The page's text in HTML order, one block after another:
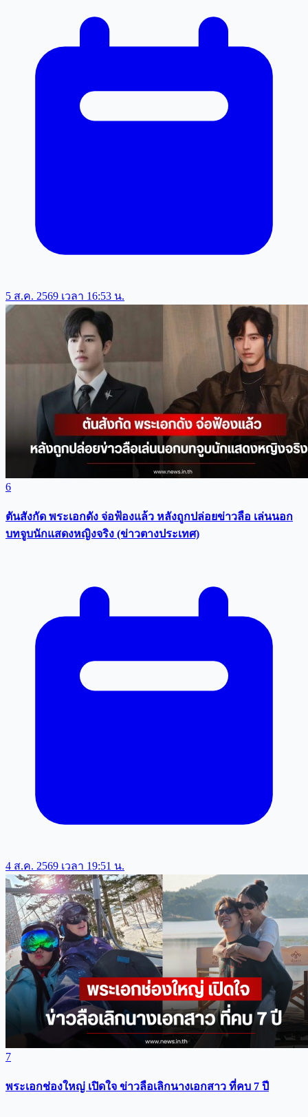
5 ส.ค. 2569 เวลา 16:53 น.
6
ตันสังกัด พระเอกดัง จ่อฟ้องแล้ว หลังถูกปล่อยข่าวลือ เล่นนอก
บทจูบนักแสดงหญิงจริง (ข่าวตางประเทศ)
4 ส.ค. 2569 เวลา 19:51 น.
7
พระเอกช่องใหญ่ เปิดใจ ข่าวลือเลิกนางเอกสาว ที่คบ 7 ปี